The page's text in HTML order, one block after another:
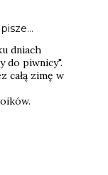
pisze…
dniach
do piwnicy".
całą zimę w